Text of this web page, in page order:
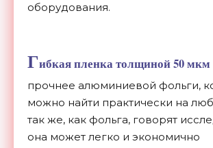
оборудования.
Гибкая пленка толщиной 50 мкм
прочнее алюминиевой фольги,
можно найти практически на
так же, как фольга, говорят
она может легко и экономично